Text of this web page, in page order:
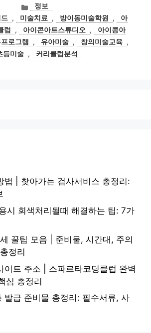
카
테
고
리
정보
, 미술치료 , 방이동미술학원 ,
아
럼
, 아이콘아트스튜디오 ,
아이콩아
로그램
, 유아미술 , 창의미술교육 ,
등미술 , 커리큘럼분석
법 | 찾아가는 검사서비스 총정리:
시 회색처리될때 해결하는 팁: 7가
꿀팁 모음 | 준비물, 시간대, 주의
정리
이트 주소 | 스파르타코딩클럽 완벽
심 총정리
발급 준비물 총정리: 필수서류, 사